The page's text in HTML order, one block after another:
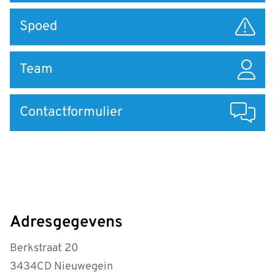
Spoed
Team
Contactformulier
Adresgegevens
Berkstraat 20
3434CD Nieuwegein